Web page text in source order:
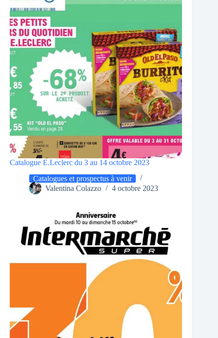
Catalogue E.Leclerc du 3 au 14 octobre 2023
Catalogues et prospectus à venir
Valentina Colazzo
4 octobre 2023